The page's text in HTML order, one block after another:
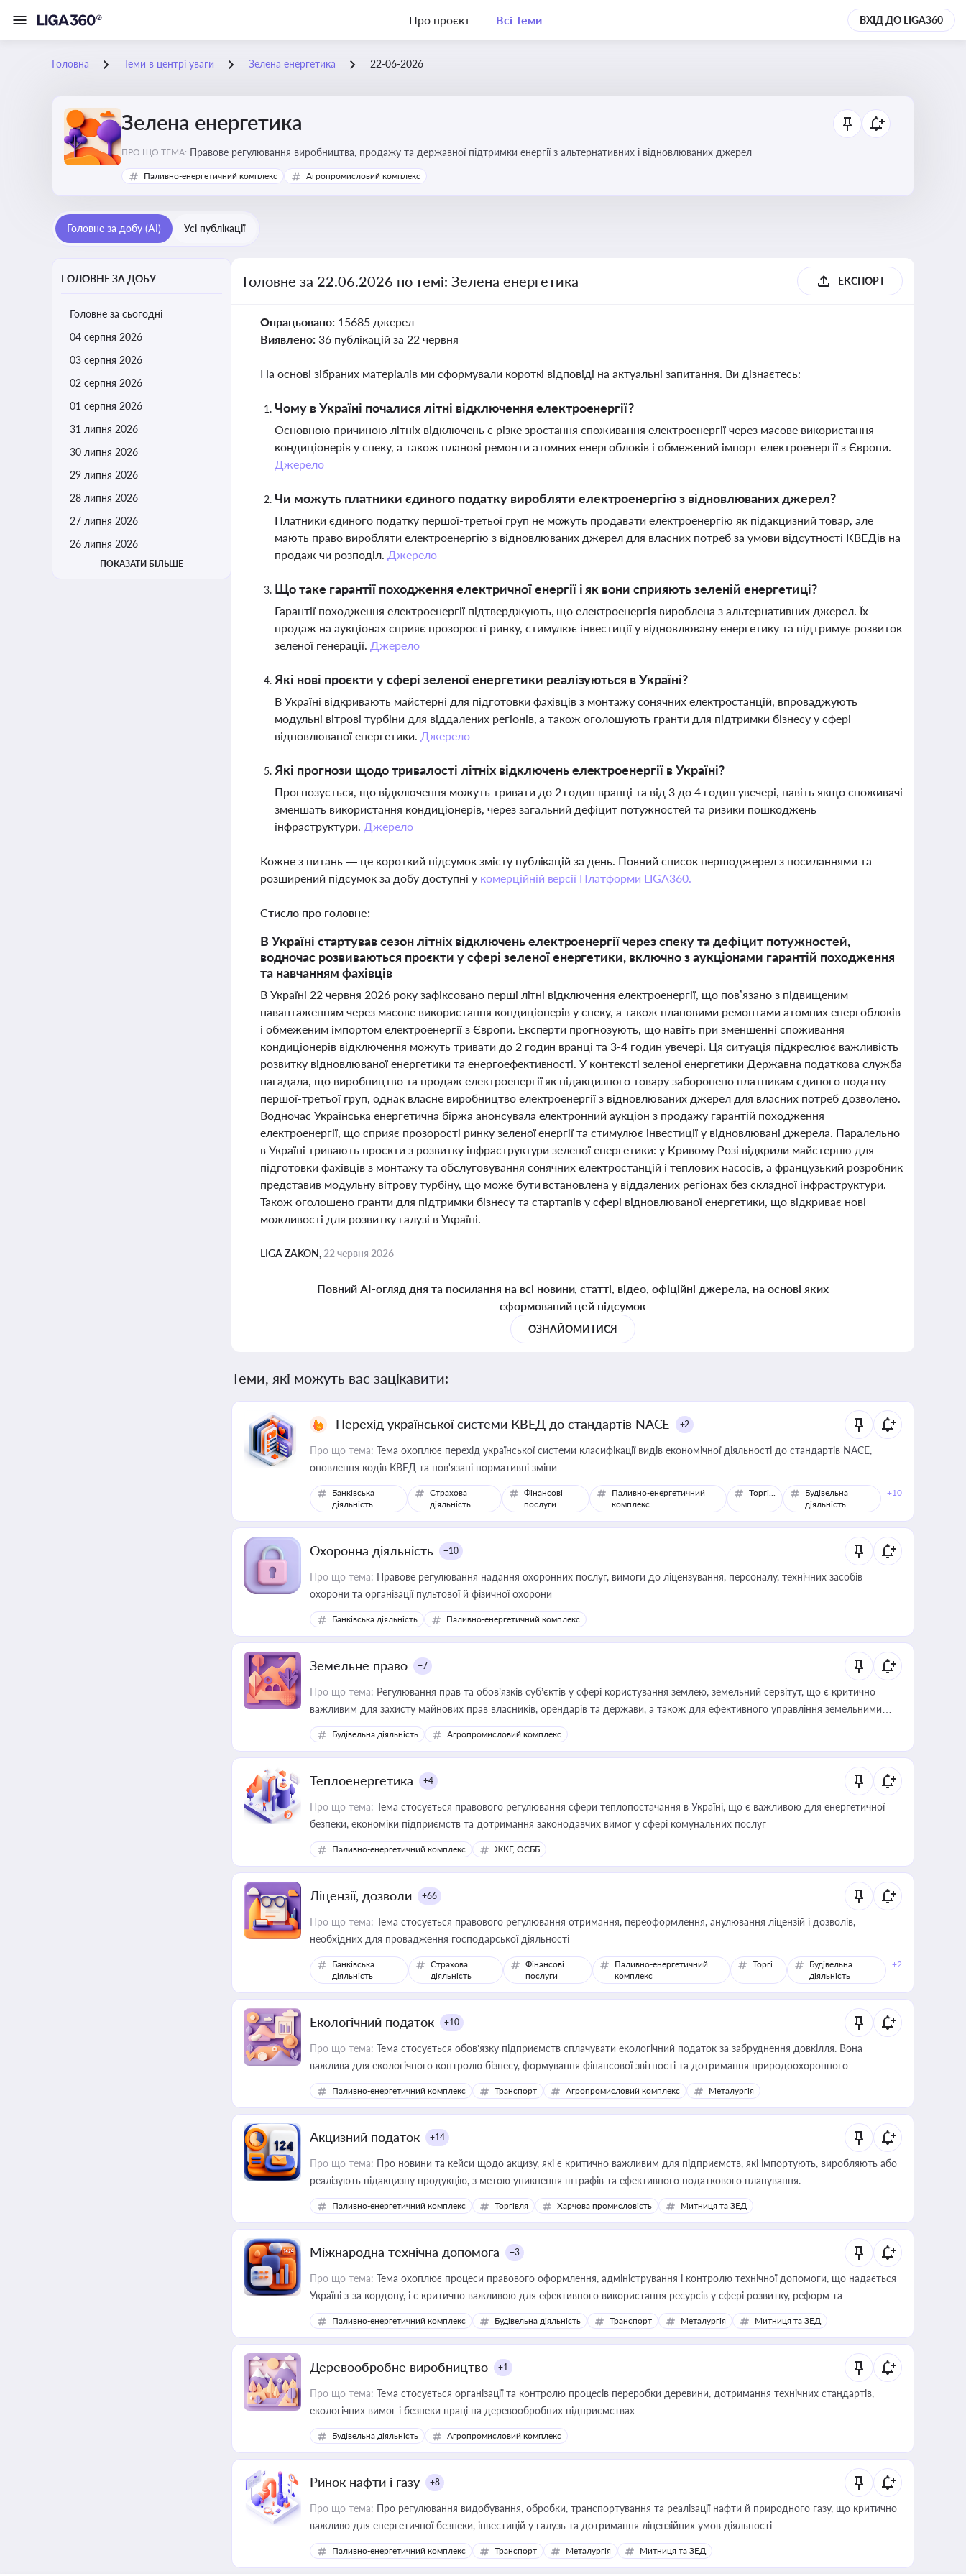
Про проєкт Всі Теми ВХІД ДО LIGA360
Головна Теми в центрі уваги Зелена енергетика 22-06-2026
Зелена енергетика
ПРО ЩО ТЕМА: Правове регулювання виробництва, продажу та державної підтримки енергії з альтернативних і відновлюваних джерел
Паливно-енергетичний комплекс Агропромисловий комплекс
Головне за добу (AI) Усі публікації
ГОЛОВНЕ ЗА ДОБУ
Головне за сьогодні
04 серпня 2026
03 серпня 2026
02 серпня 2026
01 серпня 2026
31 липня 2026
30 липня 2026
29 липня 2026
28 липня 2026
27 липня 2026
26 липня 2026
ПОКАЗАТИ БІЛЬШЕ
Головне за 22.06.2026 по темі: Зелена енергетика ЕКСПОРТ
Опрацьовано: 15685 джерел
Виявлено: 36 публікацій за 22 червня
На основі зібраних матеріалів ми сформували короткі відповіді на актуальні запитання. Ви дізнаєтесь:
Чому в Україні почалися літні відключення електроенергії?
Основною причиною літніх відключень є різке зростання споживання електроенергії через масове використання
кондиціонерів у спеку, а також планові ремонти атомних енергоблоків і обмежений імпорт електроенергії з Європи.
Джерело
Чи можуть платники єдиного податку виробляти електроенергію з відновлюваних джерел?
Платники єдиного податку першої-третьої груп не можуть продавати електроенергію як підакцизний товар, але
мають право виробляти електроенергію з відновлюваних джерел для власних потреб за умови відсутності КВЕДів на
продаж чи розподіл. Джерело
Що таке гарантії походження електричної енергії і як вони сприяють зеленій енергетиці?
Гарантії походження електроенергії підтверджують, що електроенергія вироблена з альтернативних джерел. Їх
продаж на аукціонах сприяє прозорості ринку, стимулює інвестиції у відновлювану енергетику та підтримує розвиток
зеленої генерації. Джерело
Які нові проєкти у сфері зеленої енергетики реалізуються в Україні?
В Україні відкривають майстерні для підготовки фахівців з монтажу сонячних електростанцій, впроваджують
модульні вітрові турбіни для віддалених регіонів, а також оголошують гранти для підтримки бізнесу у сфері
відновлюваної енергетики. Джерело
Які прогнози щодо тривалості літніх відключень електроенергії в Україні?
Прогнозується, що відключення можуть тривати до 2 годин вранці та від 3 до 4 годин увечері, навіть якщо споживачі
зменшать використання кондиціонерів, через загальний дефіцит потужностей та ризики пошкоджень
інфраструктури. Джерело
Кожне з питань — це короткий підсумок змісту публікацій за день. Повний список першоджерел з посиланнями та
розширений підсумок за добу доступні у комерційній версії Платформи LIGA360.
Стисло про головне:
В Україні стартував сезон літніх відключень електроенергії через спеку та дефіцит потужностей,
водночас розвиваються проєкти у сфері зеленої енергетики, включно з аукціонами гарантій походження
та навчанням фахівців
В Україні 22 червня 2026 року зафіксовано перші літні відключення електроенергії, що пов’язано з підвищеним
навантаженням через масове використання кондиціонерів у спеку, а також плановими ремонтами атомних енергоблоків
і обмеженим імпортом електроенергії з Європи. Експерти прогнозують, що навіть при зменшенні споживання
кондиціонерів відключення можуть тривати до 2 годин вранці та 3-4 годин увечері. Ця ситуація підкреслює важливість
розвитку відновлюваної енергетики та енергоефективності. У контексті зеленої енергетики Державна податкова служба
нагадала, що виробництво та продаж електроенергії як підакцизного товару заборонено платникам єдиного податку
першої-третьої груп, однак власне виробництво електроенергії з відновлюваних джерел для власних потреб дозволено.
Водночас Українська енергетична біржа анонсувала електронний аукціон з продажу гарантій походження
електроенергії, що сприяє прозорості ринку зеленої енергії та стимулює інвестиції у відновлювані джерела. Паралельно
в Україні тривають проєкти з розвитку інфраструктури зеленої енергетики: у Кривому Розі відкрили майстерню для
підготовки фахівців з монтажу та обслуговування сонячних електростанцій і теплових насосів, а французький розробник
представив модульну вітрову турбіну, що може бути встановлена у віддалених регіонах без складної інфраструктури.
Також оголошено гранти для підтримки бізнесу та стартапів у сфері відновлюваної енергетики, що відкриває нові
можливості для розвитку галузі в Україні.
LIGA ZAKON, 22 червня 2026
Повний AI-огляд дня та посилання на всі новини, статті, відео, офіційні джерела, на основі яких
сформований цей підсумок
ОЗНАЙОМИТИСЯ
Теми, які можуть вас зацікавити:
Перехід української системи КВЕД до стандартів NACE +2
Про що тема: Тема охоплює перехід української системи класифікації видів економічної діяльності до стандартів NACE,
оновлення кодів КВЕД та пов'язані нормативні зміни
Банківська
діяльність
Страхова
діяльність
Фінансові
послуги
Паливно-енергетичний
комплекс
Торгівля
Будівельна
діяльність
+10
Охоронна діяльність +10
Про що тема: Правове регулювання надання охоронних послуг, вимоги до ліцензування, персоналу, технічних засобів
охорони та організації пультової й фізичної охорони
Банківська діяльність Паливно-енергетичний комплекс
Земельне право +7
Про що тема: Регулювання прав та обов’язків суб’єктів у сфері користування землею, земельний сервітут, що є критично
важливим для захисту майнових прав власників, орендарів та держави, а також для ефективного управління земельними
ресурсами
Будівельна діяльність Агропромисловий комплекс
Теплоенергетика +4
Про що тема: Тема стосується правового регулювання сфери теплопостачання в Україні, що є важливою для енергетичної
безпеки, економіки підприємств та дотримання законодавчих вимог у сфері комунальних послуг
Паливно-енергетичний комплекс ЖКГ, ОСББ
Ліцензії, дозволи +66
Про що тема: Тема стосується правового регулювання отримання, переоформлення, анулювання ліцензій і дозволів,
необхідних для провадження господарської діяльності
Банківська
діяльність
Страхова
діяльність
Фінансові
послуги
Паливно-енергетичний
комплекс
Торгівля
Будівельна
діяльність
+2
Екологічний податок +10
Про що тема: Тема стосується обов’язку підприємств сплачувати екологічний податок за забруднення довкілля. Вона
важлива для екологічного контролю бізнесу, формування фінансової звітності та дотримання природоохоронного
законодавства
Паливно-енергетичний комплекс Транспорт Агропромисловий комплекс Металургія
Акцизний податок +14
Про що тема: Про новини та кейси щодо акцизу, які є критично важливим для підприємств, які імпортують, виробляють або
реалізують підакцизну продукцію, з метою уникнення штрафів та ефективного податкового планування.
Паливно-енергетичний комплекс Торгівля Харчова промисловість Митниця та ЗЕД
Міжнародна технічна допомога +3
Про що тема: Тема охоплює процеси правового оформлення, адміністрування і контролю технічної допомоги, що надається
Україні з-за кордону, і є критично важливою для ефективного використання ресурсів у сфері розвитку, реформ та
інфраструктурних проєктів
Паливно-енергетичний комплекс Будівельна діяльність Транспорт Металургія Митниця та ЗЕД
Деревообробне виробництво +1
Про що тема: Тема стосується організації та контролю процесів переробки деревини, дотримання технічних стандартів,
екологічних вимог і безпеки праці на деревообробних підприємствах
Будівельна діяльність Агропромисловий комплекс
Ринок нафти і газу +8
Про що тема: Про регулювання видобування, обробки, транспортування та реалізації нафти й природного газу, що критично
важливо для енергетичної безпеки, інвестицій у галузь та дотримання ліцензійних умов діяльності
Паливно-енергетичний комплекс Транспорт Металургія Митниця та ЗЕД